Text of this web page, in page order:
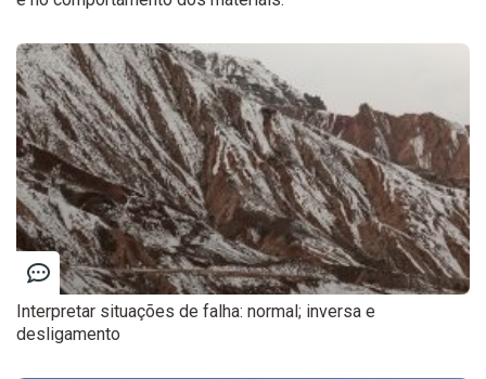
Interpretar situações de falha: normal; inversa e
desligamento